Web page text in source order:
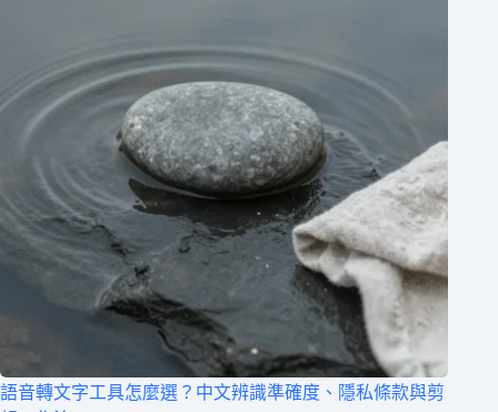
語音轉文字工具怎麼選？中文辨識準確度、隱私條款與剪